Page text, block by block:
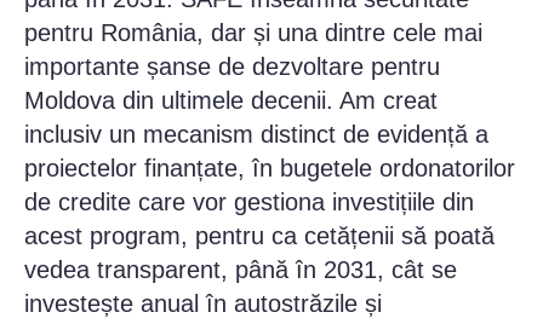
pentru România, dar și una dintre cele mai
importante șanse de dezvoltare pentru
Moldova din ultimele decenii. Am creat
inclusiv un mecanism distinct de evidență a
proiectelor finanțate, în bugetele ordonatorilor
de credite care vor gestiona investițiile din
acest program, pentru ca cetățenii să poată
vedea transparent, până în 2031, cât se
investește anual în autostrăzile și